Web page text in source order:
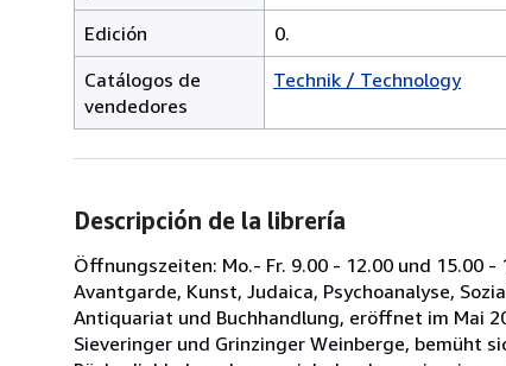
Edición
0.
Catálogos de
vendedores
Technik / Technology
Descripción de la librería
Öffnungszeiten: Mo.- Fr. 9.00 - 12.00 und 15.00
Avantgarde, Kunst, Judaica, Psychoanalyse,
Antiquariat und Buchhandlung, eröffnet im Mai
Sieveringer und Grinzinger Weinberge, bemüht